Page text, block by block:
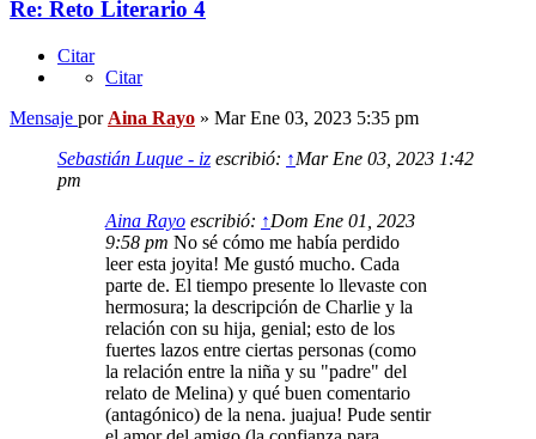
Re: Reto Literario 4
Citar
Citar
Mensaje por Aina Rayo » Mar Ene 03, 2023 5:35 pm
Sebastián Luque - iz escribió: ↑Mar Ene 03, 2023 1:42
pm
Aina Rayo escribió: ↑Dom Ene 01, 2023
9:58 pm No sé cómo me había perdido
leer esta joyita! Me gustó mucho. Cada
parte de. El tiempo presente lo llevaste con
hermosura; la descripción de Charlie y la
relación con su hija, genial; esto de los
fuertes lazos entre ciertas personas (como
la relación entre la niña y su "padre" del
relato de Melina) y qué buen comentario
(antagónico) de la nena. juajua! Pude sentir